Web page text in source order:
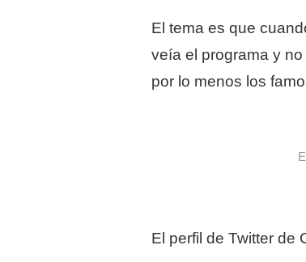
El tema es que
veía el programa y
por lo menos los
El perfil de Twitter de